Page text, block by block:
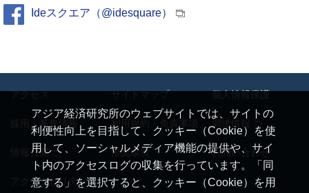
Ideスクエア（@idesquare）
アジア経済研究所のウェブサイトでは、サイトの
利便性向上を目指して、クッキー（Cookie）を使
用して、ソーシャルメディア機能の提供や、サイ
ト内のアクセスログの収集を行っています。「同
意する」を選択すると、クッキー（Cookie）を用
アクセス サイトマップ 個人情報保護
採用・募集情報 利用規約・免責事項 調達情報
情報公開 推奨環境 お問い合わせ
アクセシビリティ